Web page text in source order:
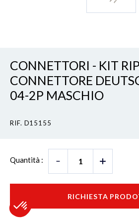
CONNETTORI - KIT
CONNETTORE
04-2P MASCHIO
RIF. D15155
Quantità :
RICHIESTA